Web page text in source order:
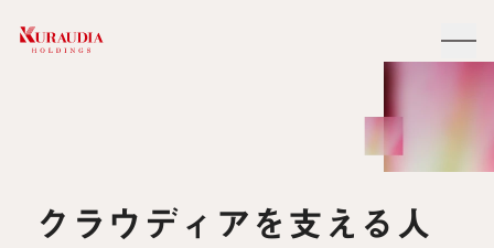
クラウディアを支える人